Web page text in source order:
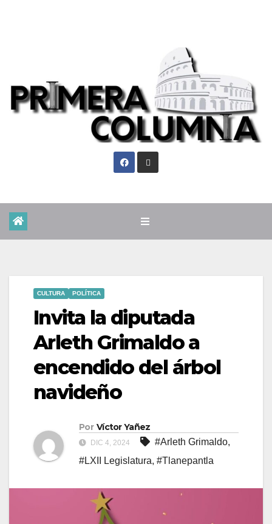
CULTURA POLÍTICA
Invita la diputada
Arleth Grimaldo a
encendido del árbol
navideño
Por Víctor Yañez
DIC 4, 2024 #Arleth Grimaldo,
#LXII Legislatura, #Tlanepantla